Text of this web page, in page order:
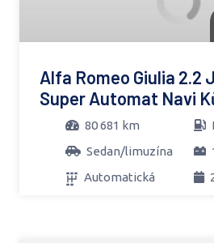
Alfa Romeo Giulia 2.2
Super Automat Navi
80 681 km
Sedan/limuzína
Automatická